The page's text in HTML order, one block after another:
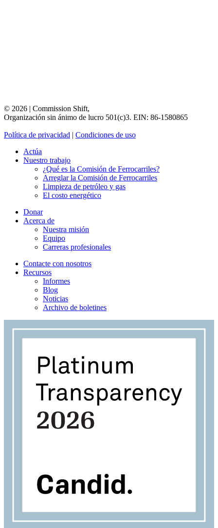
© 2026 | Commission Shift,
Organización sin ánimo de lucro 501(c)3. EIN: 86-1580865
Política de privacidad | Condiciones de uso
Actúa
Nuestro trabajo
¿Qué es la Comisión de Ferrocarriles?
Arreglar la Comisión de Ferrocarriles
Limpieza de petróleo y gas
El costo energético
Donar
Acerca de
Nuestra misión
Equipo
Carreras profesionales
Contacte con nosotros
Recursos
Informes
Blog
Noticias
Archivo de boletines